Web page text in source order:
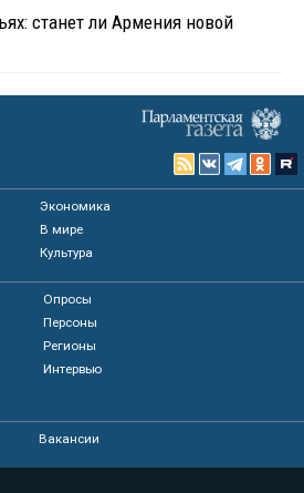
станет ли Армения новой
Экономика
В мире
Культура
Опросы
Персоны
Регионы
Интервью
Вакансии